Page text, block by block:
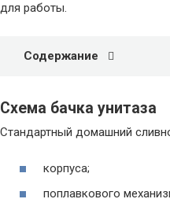
для работы.
Содержание
Схема бачка унитаза
Стандартный домашний
корпуса;
поплавкового